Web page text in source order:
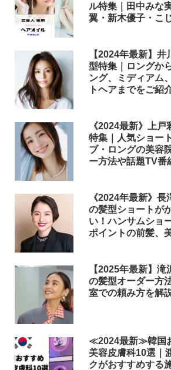
ル特集｜田中みな
翼・新木優子・こ
テムまとめ
【2024年最新】井
型特集｜ロングか
ング、ミディアム
トヘアまでをご紹
《2024最新》上戸
特集｜人気ショー
ブ・ロングの美容
ー方法や話題TV番
《2024年最新》長
の髪型ショートが
い！ハンサムショ
ポイントの前髪、
【2025年最新】滝
の髪型オーダー方
室での頼み方を解
≪2024最新≫韓国
美容皮膚科10選｜
クがおすすめする